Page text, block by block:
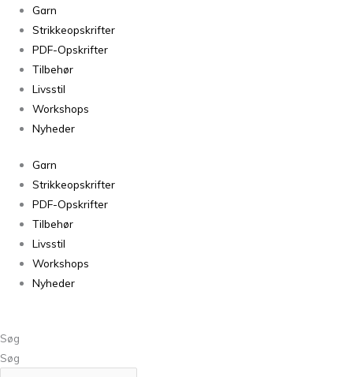
Garn
Strikkeopskrifter
PDF-Opskrifter
Tilbehør
Livsstil
Workshops
Nyheder
Garn
Strikkeopskrifter
PDF-Opskrifter
Tilbehør
Livsstil
Workshops
Nyheder
Søg
Søg
Dansk
Pelsuld
Hvid
antal